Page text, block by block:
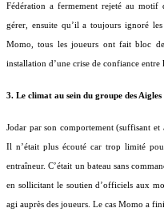
Fédération a fermement rejeté au motif
gérer, ensuite qu’il a toujours ignoré
Momo, tous les joueurs ont fait bloc
installation d’une crise de confiance entre
3. Le climat au sein du groupe des Aigles
Jodar par son comportement (suffisant et
Il n’était plus écouté car trop limité
entraîneur. C’était un bateau sans
en sollicitant le soutien d’officiels aux
agi auprès des joueurs. Le cas Momo a